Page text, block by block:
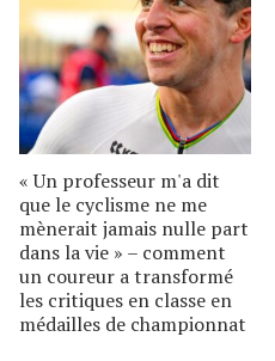
« Un professeur m'a dit
que le cyclisme ne me
mènerait jamais nulle part
dans la vie » – comment
un coureur a transformé
les critiques en classe en
médailles de championnat